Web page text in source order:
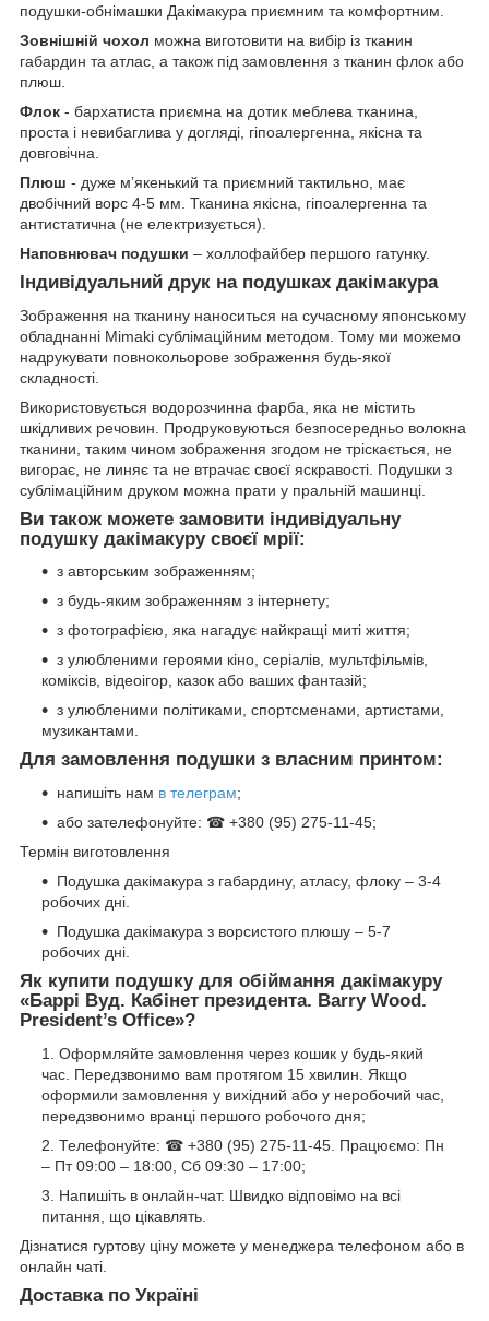
подушки-обнімашки Дакімакура приємним та комфортним.
Зовнішній чохол можна виготовити на вибір із тканин
габардин та атлас, а також під замовлення з тканин флок або
плюш.
Флок - бархатиста приємна на дотик меблева тканина,
проста і невибаглива у догляді, гіпоалергенна, якісна та
довговічна.
Плюш - дуже мʼякенький та приємний тактильно, має
двобічний ворс 4-5 мм. Тканина якісна, гіпоалергенна та
антистатична (не електризується).
Наповнювач подушки – холлофайбер першого гатунку.
Індивідуальний друк на подушках дакімакура
Зображення на тканину наноситься на сучасному японському
обладнанні Mimaki сублімаційним методом. Тому ми можемо
надрукувати повнокольорове зображення будь-якої
складності.
Використовується водорозчинна фарба, яка не містить
шкідливих речовин. Продруковуються безпосередньо волокна
тканини, таким чином зображення згодом не тріскається, не
вигорає, не линяє та не втрачає своєї яскравості. Подушки з
сублімаційним друком можна прати у пральній машинці.
Ви також можете замовити індивідуальну
подушку дакімакуру своєї мрії:
з авторським зображенням;
з будь-яким зображенням з інтернету;
з фотографією, яка нагадує найкращі миті життя;
з улюбленими героями кіно, серіалів, мультфільмів,
коміксів, відеоігор, казок або ваших фантазій;
з улюбленими політиками, спортсменами, артистами,
музикантами.
Для замовлення подушки з власним принтом:
напишіть нам в телеграм;
або зателефонуйте: ☎ +380 (95) 275-11-45;
Термін виготовлення
Подушка дакімакура з габардину, атласу, флоку – 3-4
робочих дні.
Подушка дакімакура з ворсистого плюшу – 5-7
робочих дні.
Як купити подушку для обіймання дакімакуру
«Баррі Вуд. Кабінет президента. Barry Wood.
President’s Office»?
Оформляйте замовлення через кошик у будь-який
час. Передзвонимо вам протягом 15 хвилин. Якщо
оформили замовлення у вихідний або у неробочий час,
передзвонимо вранці першого робочого дня;
Телефонуйте: ☎ +380 (95) 275-11-45. Працюємо: Пн
– Пт 09:00 – 18:00, Сб 09:30 – 17:00;
Напишіть в онлайн-чат. Швидко відповімо на всі
питання, що цікавлять.
Дізнатися гуртову ціну можете у менеджера телефоном або в
онлайн чаті.
Доставка по Україні